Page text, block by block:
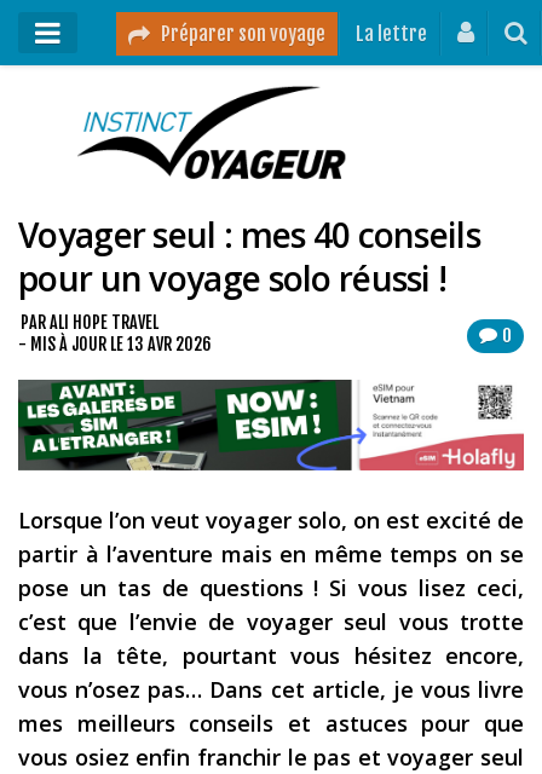
Préparer son voyage La lettre
Mon podcast
Destinations
Mes ressources pour voyager
Guides voyages
Contact
Mon journal de bord sur Instagram
Blog voyage
Podcast
Préparer son voyage
LA LETTRE
Voyager seul : mes 40 conseils
pour un voyage solo réussi !
0
PARALI HOPE TRAVEL
- MIS À JOUR LE13 AVR 2026
Lorsque l’on veut voyager solo, on est excité de
partir à l’aventure mais en même temps on se
pose un tas de questions ! Si vous lisez ceci,
c’est que l’envie de voyager seul vous trotte
dans la tête, pourtant vous hésitez encore,
vous n’osez pas… Dans cet article, je vous livre
mes meilleurs conseils et astuces pour que
vous osiez enfin franchir le pas et voyager seul